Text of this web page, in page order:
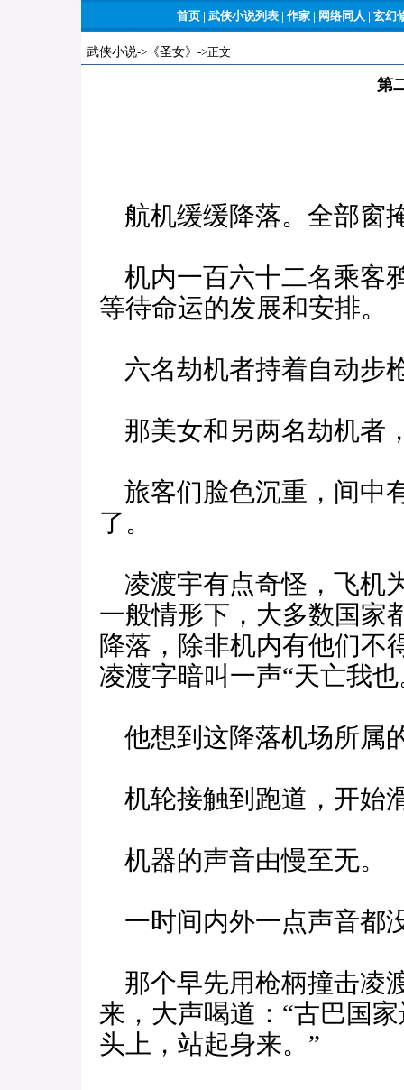
首页 | 武侠小说列表 | 作家 | 网络同人 | 玄幻
武侠小说-> 《圣女》 ->正文
第
航机缓缓降落。全部窗
机内一百六十二名乘客
等待命运的发展和安排。
六名劫机者持着自动步
那美女和另两名劫机者
旅客们脸色沉重，间中
了。
凌渡宇有点奇怪，飞机
一般情形下，大多数国家
降落，除非机内有他们不
凌渡字暗叫一声“天亡我也
他想到这降落机场所属
机轮接触到跑道，开始
机器的声音由慢至无。
一时间内外一点声音都
那个早先用枪柄撞击凌
来，大声喝道：“古巴国
头上，站起身来。”